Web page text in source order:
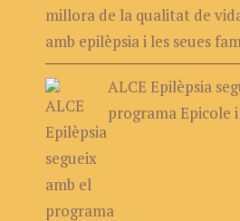
millora de la qualitat de
amb epilèpsia i les seues
ALCE Epilèpsia
programa Epicole